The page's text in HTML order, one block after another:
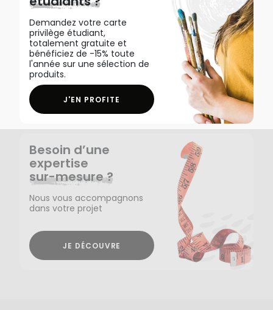
Demandez votre carte
privilège étudiant,
totalement gratuite et
bénéficiez de -15% toute
l'année sur une sélection de
produits.
J'EN PROFITE
Besoin d’une
expertise
sur-mesure ?
Nous vous accompagnons
dans votre projet
JE DÉCOUVRE